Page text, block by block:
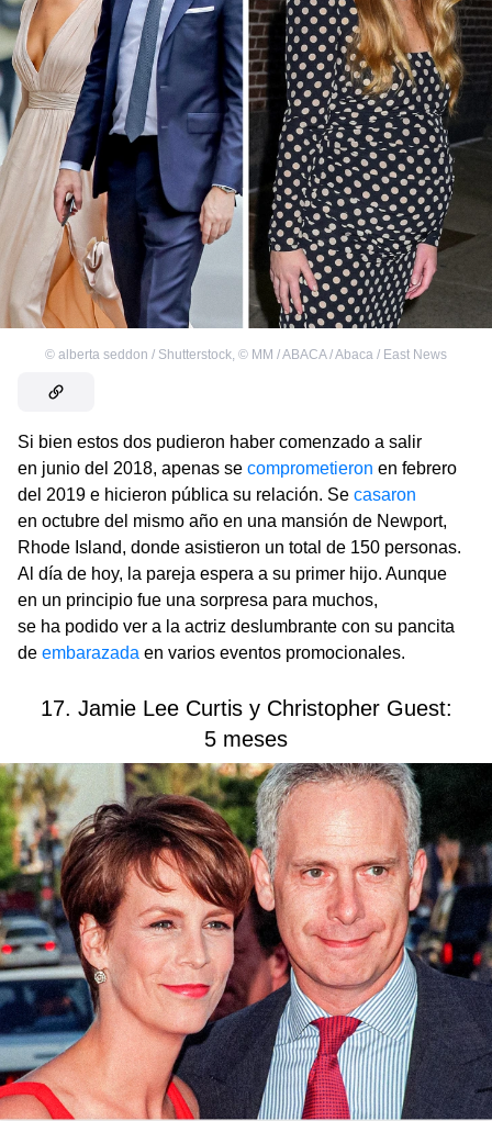
© alberta seddon / Shutterstock © MM / ABACA / Abaca / East News
Si bien estos dos pudieron haber comenzado a salir
en junio del 2018, apenas se comprometieron en febrero
del 2019 e hicieron pública su relación. Se casaron
en octubre del mismo año en una mansión de Newport,
Rhode Island, donde asistieron un total de 150 personas.
Al día de hoy, la pareja espera a su primer hijo. Aunque
en un principio fue una sorpresa para muchos,
se ha podido ver a la actriz deslumbrante con su pancita
de embarazada en varios eventos promocionales.
17. Jamie Lee Curtis y Christopher Guest:
5 meses